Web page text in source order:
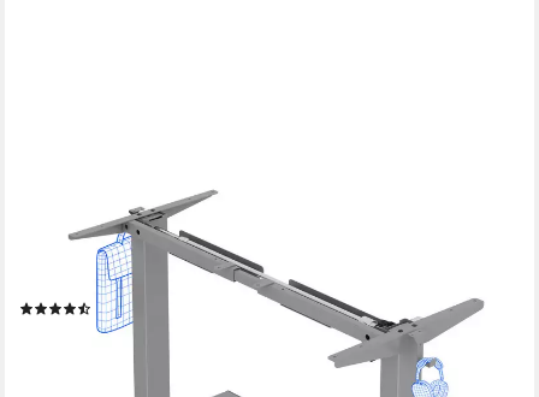
Schreibtisch Elektrisch höhenverstellbares Tischgestell,
Schwarz/Weiß/Grau/Mousse (1-St., 4 Höhen-Speicherplätze,
Anti-Kollisionssystem), Einfache Bedienung, Mit Haken, Max.
Load: 80KG
(36)
UVP 299,99 €
lieferbar - in 4-5 Werktagen bei dir